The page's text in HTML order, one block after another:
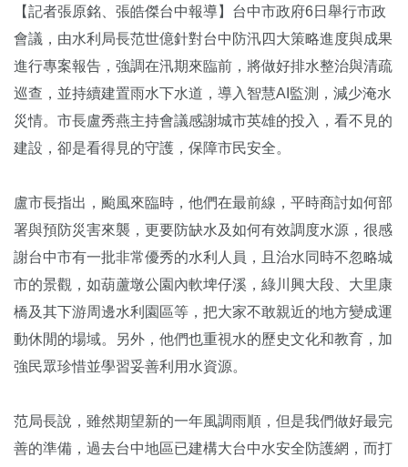
【記者張原銘、張皓傑台中報導】台中市政府6日舉行市政
會議，由水利局長范世億針對台中防汛四大策略進度與成果
進行專案報告，強調在汛期來臨前，將做好排水整治與清疏
巡查，並持續建置雨水下水道，導入智慧AI監測，減少淹水
災情。市長盧秀燕主持會議感謝城市英雄的投入，看不見的
建設，卻是看得見的守護，保障市民安全。
盧市長指出，颱風來臨時，他們在最前線，平時商討如何部
署與預防災害來襲，更要防缺水及如何有效調度水源，很感
謝台中市有一批非常優秀的水利人員，且治水同時不忽略城
市的景觀，如葫蘆墩公園內軟埤仔溪，綠川興大段、大里康
橋及其下游周邊水利園區等，把大家不敢親近的地方變成運
動休閒的場域。另外，他們也重視水的歷史文化和教育，加
強民眾珍惜並學習妥善利用水資源。
范局長說，雖然期望新的一年風調雨順，但是我們做好最完
善的準備，過去台中地區已建構大台中水安全防護網，而打